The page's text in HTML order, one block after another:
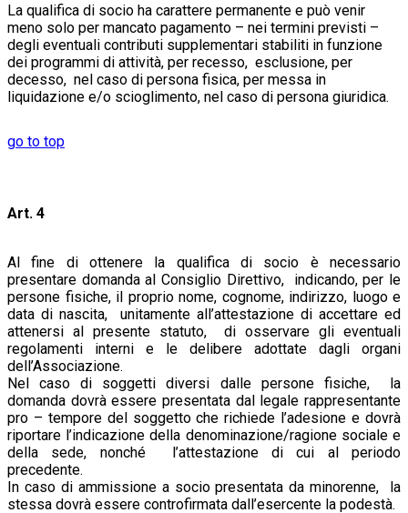
La qualifica di socio ha carattere permanente e può venir
meno solo per mancato pagamento – nei termini previsti –
degli eventuali contributi supplementari stabiliti in funzione
dei programmi di attività, per recesso, esclusione, per
decesso, nel caso di persona fisica, per messa in
liquidazione e/o scioglimento, nel caso di persona giuridica.
go to top
Art. 4
Al fine di ottenere la qualifica di socio è necessario
presentare domanda al Consiglio Direttivo, indicando, per le
persone fisiche, il proprio nome, cognome, indirizzo, luogo e
data di nascita, unitamente all’attestazione di accettare ed
attenersi al presente statuto, di osservare gli eventuali
regolamenti interni e le delibere adottate dagli organi
dell’Associazione.
Nel caso di soggetti diversi dalle persone fisiche, la
domanda dovrà essere presentata dal legale rappresentante
pro – tempore del soggetto che richiede l’adesione e dovrà
riportare l’indicazione della denominazione/ragione sociale e
della sede, nonché l’attestazione di cui al periodo
precedente.
In caso di ammissione a socio presentata da minorenne, la
stessa dovrà essere controfirmata dall’esercente la podestà.